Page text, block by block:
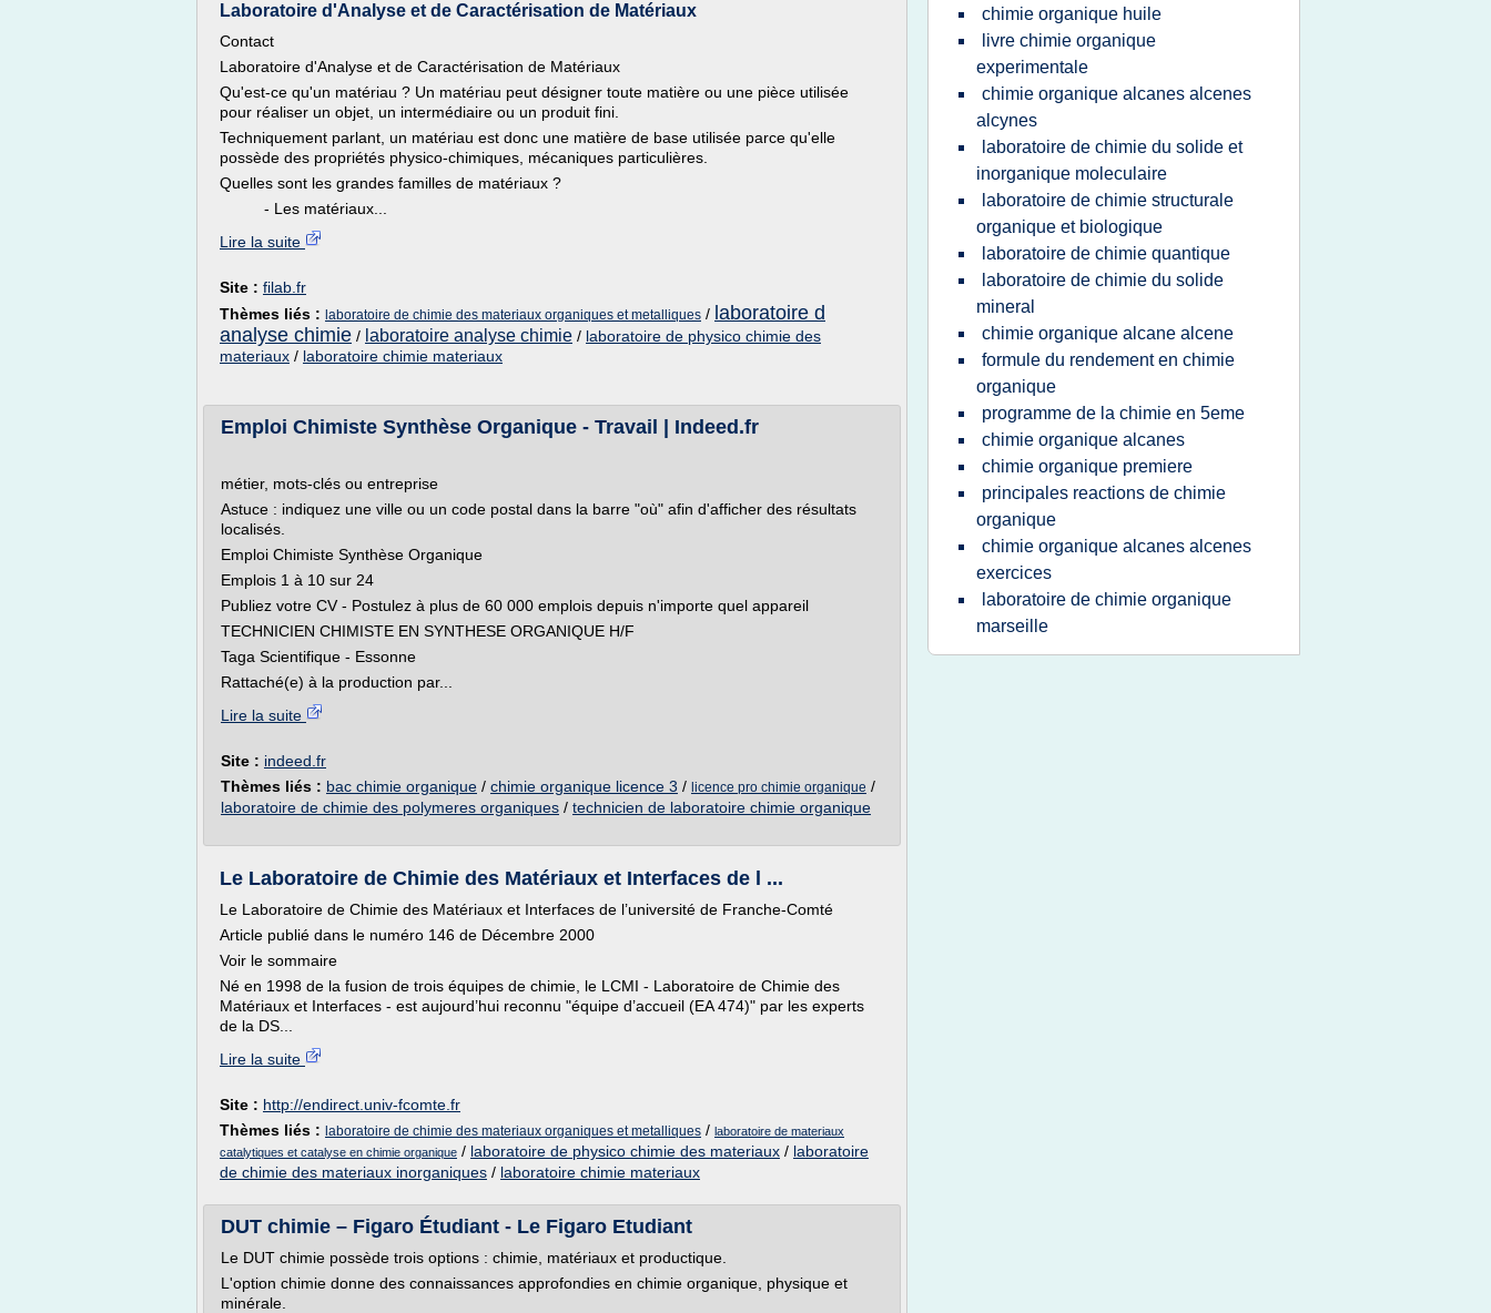
Laboratoire d'Analyse et de Caractérisation de Matériaux
Contact
Laboratoire d'Analyse et de Caractérisation de Matériaux
Qu'est-ce qu'un matériau ? Un matériau peut désigner toute matière ou une pièce utilisée
pour réaliser un objet, un intermédiaire ou un produit fini.
Techniquement parlant, un matériau est donc une matière de base utilisée parce qu'elle
possède des propriétés physico-chimiques, mécaniques particulières.
Quelles sont les grandes familles de matériaux ?
- Les matériaux...
Lire la suite
Site : filab.fr
Thèmes liés : laboratoire de chimie des materiaux organiques et metalliques / laboratoire d
analyse chimie / laboratoire analyse chimie / laboratoire de physico chimie des
materiaux / laboratoire chimie materiaux
Emploi Chimiste Synthèse Organique - Travail | Indeed.fr
métier, mots-clés ou entreprise
Astuce : indiquez une ville ou un code postal dans la barre "où" afin d'afficher des résultats
localisés.
Emploi Chimiste Synthèse Organique
Emplois 1 à 10 sur 24
Publiez votre CV - Postulez à plus de 60 000 emplois depuis n'importe quel appareil
TECHNICIEN CHIMISTE EN SYNTHESE ORGANIQUE H/F
Taga Scientifique - Essonne
Rattaché(e) à la production par...
Lire la suite
Site : indeed.fr
Thèmes liés : bac chimie organique / chimie organique licence 3 / licence pro chimie organique /
laboratoire de chimie des polymeres organiques / technicien de laboratoire chimie organique
Le Laboratoire de Chimie des Matériaux et Interfaces de l ...
Le Laboratoire de Chimie des Matériaux et Interfaces de l’université de Franche-Comté
Article publié dans le numéro 146 de Décembre 2000
Voir le sommaire
Né en 1998 de la fusion de trois équipes de chimie, le LCMI - Laboratoire de Chimie des
Matériaux et Interfaces - est aujourd’hui reconnu "équipe d’accueil (EA 474)" par les experts
de la DS...
Lire la suite
Site : http://endirect.univ-fcomte.fr
Thèmes liés : laboratoire de chimie des materiaux organiques et metalliques / laboratoire de materiaux
catalytiques et catalyse en chimie organique / laboratoire de physico chimie des materiaux / laboratoire
de chimie des materiaux inorganiques / laboratoire chimie materiaux
DUT chimie – Figaro Étudiant - Le Figaro Etudiant
Le DUT chimie possède trois options : chimie, matériaux et productique.
L'option chimie donne des connaissances approfondies en chimie organique, physique et
minérale.
chimie organique huile
livre chimie organique
experimentale
chimie organique alcanes alcenes
alcynes
laboratoire de chimie du solide et
inorganique moleculaire
laboratoire de chimie structurale
organique et biologique
laboratoire de chimie quantique
laboratoire de chimie du solide
mineral
chimie organique alcane alcene
formule du rendement en chimie
organique
programme de la chimie en 5eme
chimie organique alcanes
chimie organique premiere
principales reactions de chimie
organique
chimie organique alcanes alcenes
exercices
laboratoire de chimie organique
marseille